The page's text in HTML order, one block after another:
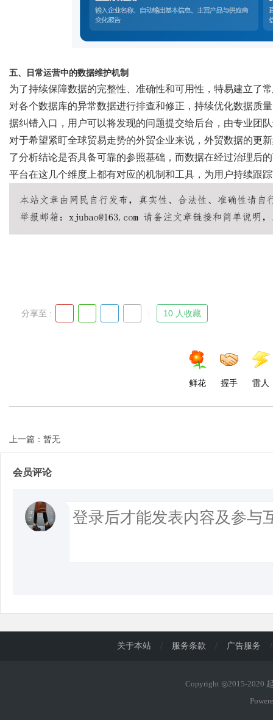
五、日常运营中的数据维护机制
为了持续保障数据的完整性、准确性和可用性，特易建立了
对各个数据库的异常数据进行排查和修正，持续优化数据质
据纠错入口，用户可以将发现的问题提交给后台，由专业团
对于希望紧盯全球贸易走势的外贸企业来说，外贸数据的更
了分析结论是否具备可靠的参照基础，而数据在经过治理后
平台在这几个维度上都有对应的机制和工具，为用户持续跟
分享至 : 10 人收藏
鲜花 握手 雷人
上一篇：暂无
会员评论
关于本站 / 服务条款 / 广告服务 /
Copyright ◎2015-2020